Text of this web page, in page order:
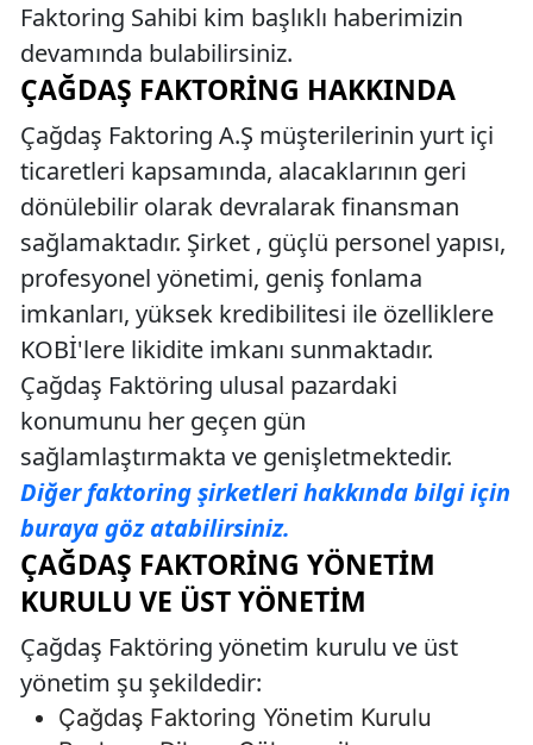
Faktoring Sahibi kim başlıklı haberimizin
devamında bulabilirsiniz.
ÇAĞDAŞ FAKTORING HAKKINDA
Çağdaş Faktoring A.Ş müşterilerinin yurt içi
ticaretleri kapsamında, alacaklarının geri
dönülebilir olarak devralarak finansman
sağlamaktadır. Şirket , güçlü personel yapısı,
profesyonel yönetimi, geniş fonlama
imkanları, yüksek kredibilitesi ile özelliklere
KOBİ'lere likidite imkanı sunmaktadır.
Çağdaş Faktöring ulusal pazardaki
konumunu her geçen gün
sağlamlaştırmakta ve genişletmektedir.
Diğer faktoring şirketleri hakkında bilgi için
buraya göz atabilirsiniz.
ÇAĞDAŞ FAKTORING YÖNETIM
KURULU VE ÜST YÖNETIM
Çağdaş Faktöring yönetim kurulu ve üst
yönetim şu şekildedir:
Çağdaş Faktoring Yönetim Kurulu